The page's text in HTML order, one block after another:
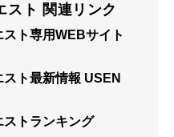
スト 関連リンク
ト専用WEBサイト
ト最新情報 USEN
トランキング